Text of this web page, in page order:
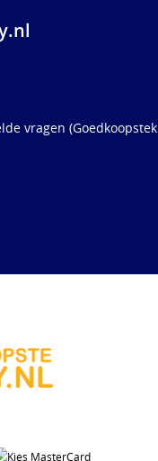
vragen